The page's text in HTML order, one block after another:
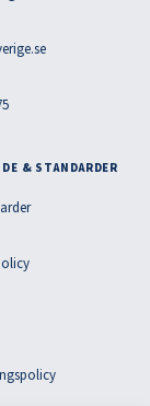
& STANDARDER